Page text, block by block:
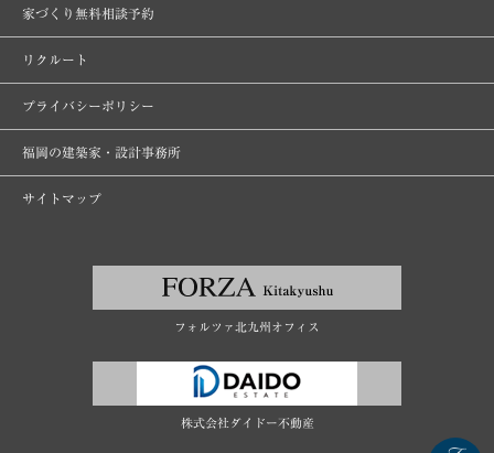
家づくり無料相談予約
リクルート
プライバシーポリシー
福岡の建築家・設計事務所
サイトマップ
フォルツァ北九州オフィス
株式会社ダイドー不動産